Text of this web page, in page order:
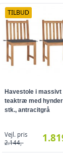
TILBUD
Havestole i massivt
teaktræ med hynder
stk., antracitgrå
Vejl. pris
2.144,-